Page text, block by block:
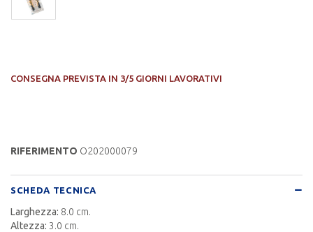
CONSEGNA PREVISTA IN 3/5 GIORNI LAVORATIVI
RIFERIMENTO O202000079
SCHEDA TECNICA
Larghezza: 8.0 cm.
Altezza: 3.0 cm.